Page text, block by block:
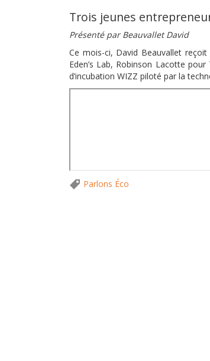
Trois jeunes
Présenté par Beauvallet David
Ce mois-ci, David Beauvallet
Eden’s Lab, Robinson Lacotte
d’incubation WIZZ piloté par la
Parlons Éco